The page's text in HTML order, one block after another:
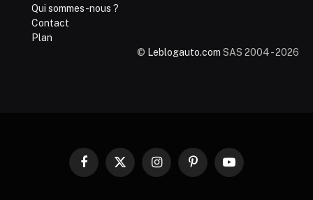
Qui sommes-nous ?
Contact
Plan
© Leblogauto.com SAS 2004 - 2026
Facebook
X
InstagramPinterestYouTube